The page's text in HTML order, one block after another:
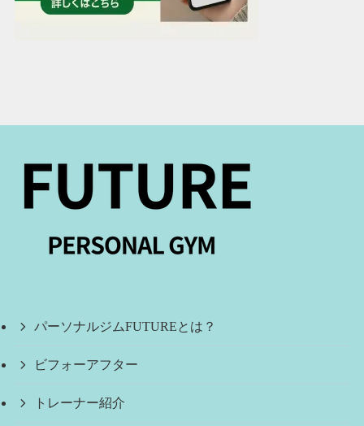
パーソナルジムFUTUREとは？
ビフォーアフター
トレーナー紹介